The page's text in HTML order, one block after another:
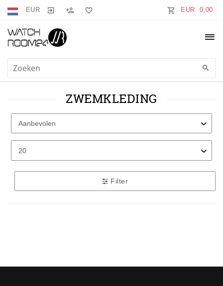
EUR EUR 0,00
ZWEMKLEDING
Filter